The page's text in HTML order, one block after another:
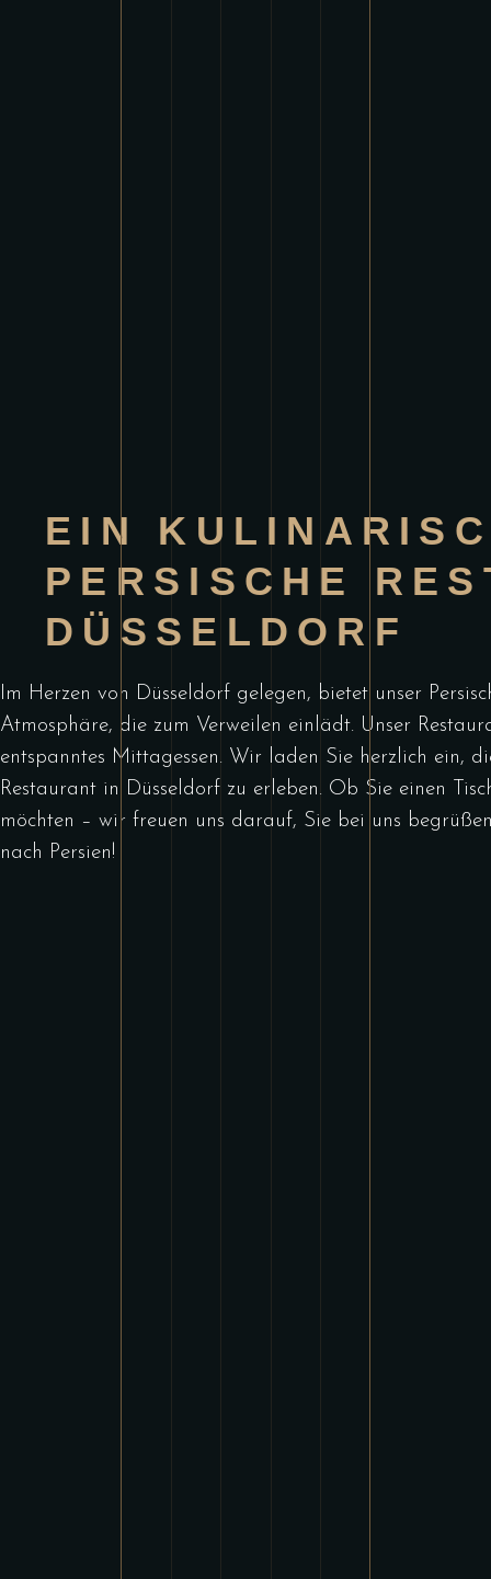
EIN
PERSISCHE
DÜSSELDORF
Im Herzen von Düsseldorf gelegen, bietet unser
Atmosphäre, die zum Verweilen einlädt. Unser
entspanntes Mittagessen. Wir laden Sie herzlich ein,
Restaurant in Düsseldorf zu erleben. Ob Sie einen
möchten – wir freuen uns darauf, Sie bei uns
nach Persien!